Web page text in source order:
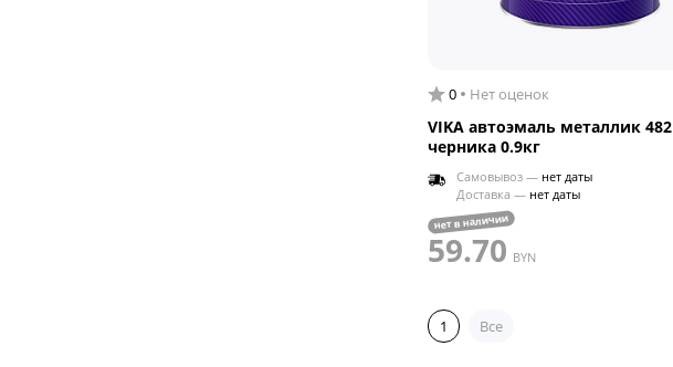
0 Нет оценок
VIKA автоэмаль металлик 482
черника 0.9кг
Самовывоз — нет даты
Доставка — нет даты
нет в наличии
59.70 BYN
1 Все